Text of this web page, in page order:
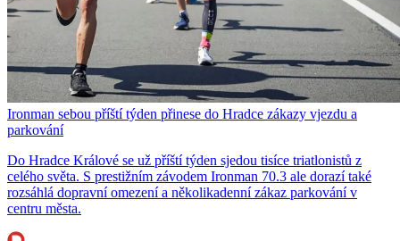
Ironman sebou příští týden přinese do Hradce zákazy vjezdu a
parkování
Do Hradce Králové se už příští týden sjedou tisíce triatlonistů z
celého světa. S prestižním závodem Ironman 70.3 ale dorazí také
rozsáhlá dopravní omezení a několikadenní zákaz parkování v
centru města.